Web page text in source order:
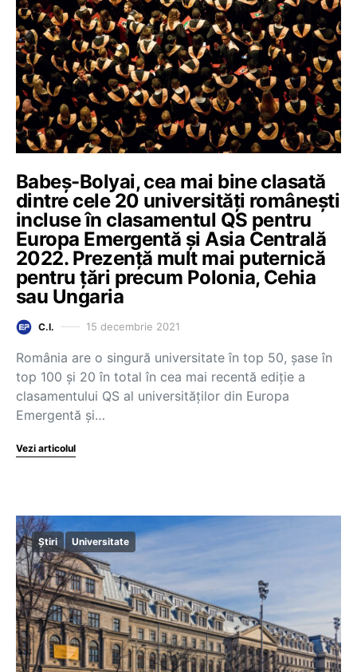
Babeș-Bolyai, cea mai bine clasată
dintre cele 20 universități românești
incluse în clasamentul QS pentru
Europa Emergentă și Asia Centrală
2022. Prezență mult mai puternică
pentru țări precum Polonia, Cehia
sau Ungaria
C.I. 15 decembrie 2021
România are o singură universitate în top 50, șase în
top 100 și 20 în total în cea mai recentă ediție a
clasamentului QS al universităților din Europa
Emergentă și…
Vezi articolul
Știri Universitate